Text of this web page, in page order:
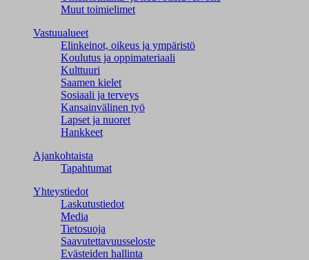
Muut toimielimet
Vastuualueet
Elinkeinot, oikeus ja ympäristö
Koulutus ja oppimateriaali
Kulttuuri
Saamen kielet
Sosiaali ja terveys
Kansainvälinen työ
Lapset ja nuoret
Hankkeet
Ajankohtaista
Tapahtumat
Yhteystiedot
Laskutustiedot
Media
Tietosuoja
Saavutettavuusseloste
Evästeiden hallinta